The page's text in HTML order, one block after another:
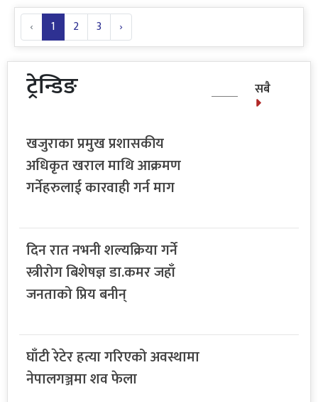
‹ 1 2 3 ›
ट्रेन्डिङ सबै
खजुराका प्रमुख प्रशासकीय
अधिकृत खराल माथि आक्रमण
गर्नेहरुलाई कारवाही गर्न माग
दिन रात नभनी शल्यक्रिया गर्ने
स्त्रीरोग बिशेषज्ञ डा.कमर जहाँ
जनताको प्रिय बनीन्
घाँटी रेटेर हत्या गरिएको अवस्थामा
नेपालगञ्जमा शव फेला